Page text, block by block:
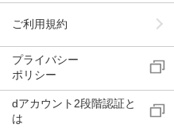
ご利用規約
プライバシー
ポリシー
dアカウント2段階認証と
は